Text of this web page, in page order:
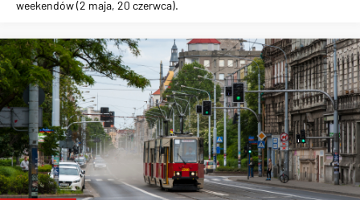
weekendów (2 maja, 20 czerwca).